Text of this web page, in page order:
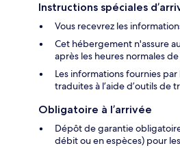
Instructions spéciales
Vous recevrez les
Cet hébergement n'assure
après les heures normales
Les informations fournies
traduites à l’aide d’outils de
Obligatoire à l’arrivée
Dépôt de garantie
débit ou en espèces) pour